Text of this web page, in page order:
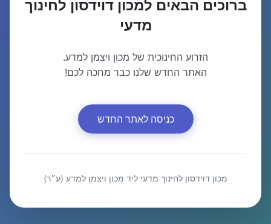
ברוכים הבאים למכון דוידסון לחינוך
מדעי
הזרוע החינוכית של מכון ויצמן למדע.
האתר החדש שלנו כבר מחכה לכם!
כניסה לאתר החדש
מכון דוידסון לחינוך מדעי ליד מכון ויצמן למדע (ע״ר)